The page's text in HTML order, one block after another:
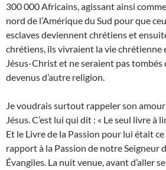
300 000 Africains, agissant ainsi
nord de l’Amérique du Sud pour que
esclaves deviennent chrétiens et
chrétiens, ils vivraient la vie
Jésus-Christ et ne seraient pas tombés
devenus d’autre religion.
Je voudrais surtout rappeler son
Jésus. C’est lui qui dit : « Le seul livre à
Et le Livre de la Passion pour lui était
rapport à la Passion de notre Seigneur
Évangiles. La nuit venue, avant d’aller